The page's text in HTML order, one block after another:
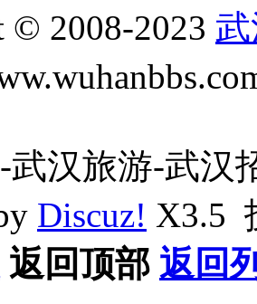
© 2008-2023
武汉旅游-武汉
Discuz! X3.5
返回顶部 返回